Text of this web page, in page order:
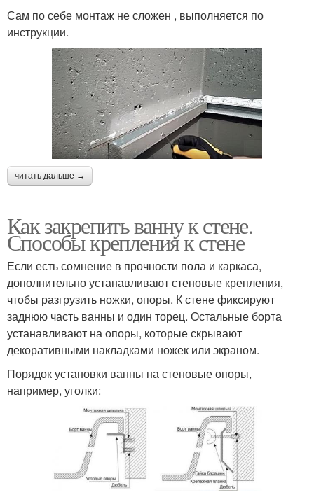
Сам по себе монтаж не сложен , выполняется по
инструкции.
читать дальше →
Как закрепить ванну к стене.
Способы крепления к стене
Если есть сомнение в прочности пола и каркаса,
дополнительно устанавливают стеновые крепления,
чтобы разгрузить ножки, опоры. К стене фиксируют
заднюю часть ванны и один торец. Остальные борта
устанавливают на опоры, которые скрывают
декоративными накладками ножек или экраном.
Порядок установки ванны на стеновые опоры,
например, уголки: